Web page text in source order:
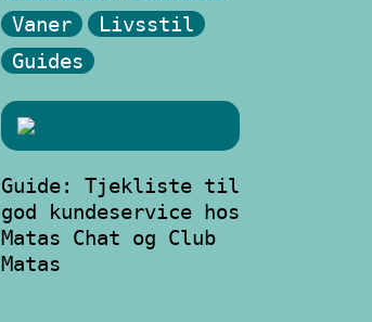
Vaner
Livsstil
Guides
Guide: Tjekliste til
god kundeservice hos
Matas Chat og Club
Matas